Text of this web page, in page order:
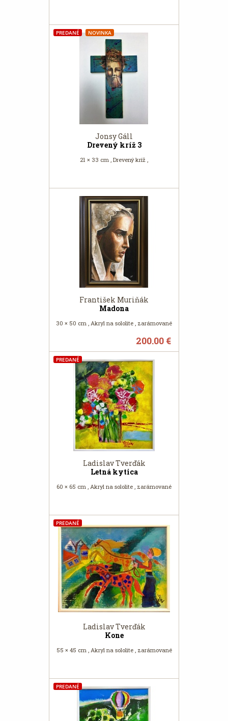
Jonsy Gáll
Drevený kríž 3
21 × 33 cm , Drevený kríž ,
PREDANÉ NOVINKA
František Muriňák
Madona
30 × 50 cm , Akryl na sololite , zarámované
200.00 €
Ladislav Tverďák
Letná kytica
60 × 65 cm , Akryl na sololite , zarámované
PREDANÉ
Ladislav Tverďák
Kone
55 × 45 cm , Akryl na sololite , zarámované
PREDANÉ
PREDANÉ